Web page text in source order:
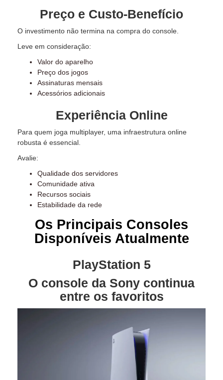
Preço e Custo-Benefício
O investimento não termina na compra do console.
Leve em consideração:
Valor do aparelho
Preço dos jogos
Assinaturas mensais
Acessórios adicionais
Experiência Online
Para quem joga multiplayer, uma infraestrutura online
robusta é essencial.
Avalie:
Qualidade dos servidores
Comunidade ativa
Recursos sociais
Estabilidade da rede
Os Principais Consoles
Disponíveis Atualmente
PlayStation 5
O console da Sony continua
entre os favoritos